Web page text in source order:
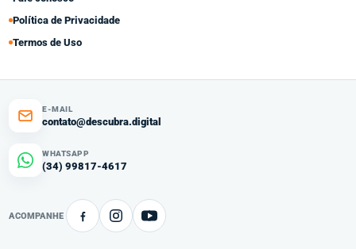
Política de Privacidade
Termos de Uso
E-MAIL
contato@descubra.digital
WHATSAPP
(34) 99817-4617
ACOMPANHE